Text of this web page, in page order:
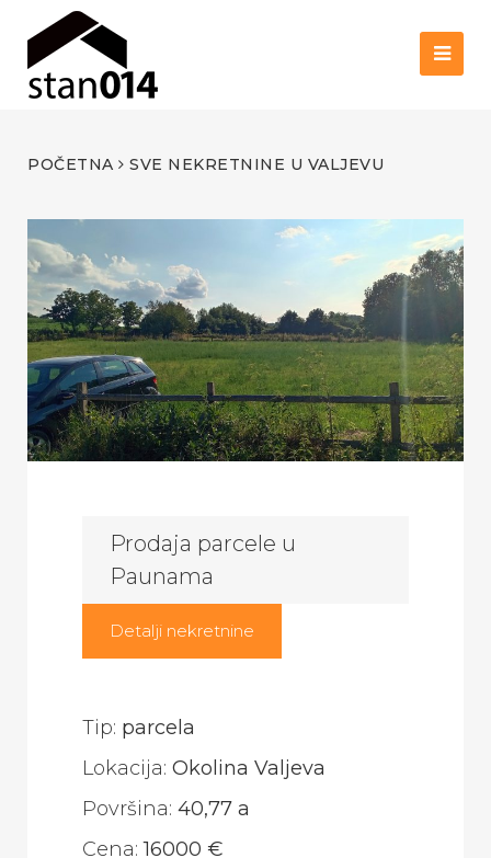
POČETNA SVE NEKRETNINE U VALJEVU
Prodaja parcele u
Paunama
Detalji nekretnine
Tip: parcela
Lokacija: Okolina Valjeva
Površina: 40,77 a
Cena:16000 €